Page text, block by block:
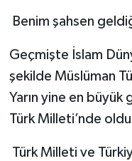
Benim şahsen
Geçmişte İslam
şekilde Müslüman
Yarın yine en
Türk Milleti’nde
Türk Milleti ve